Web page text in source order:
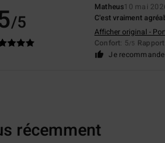
/5
Matheus10 mai
C'est vraiment
Afficher original -
Confort: 5/5
Je
récemment